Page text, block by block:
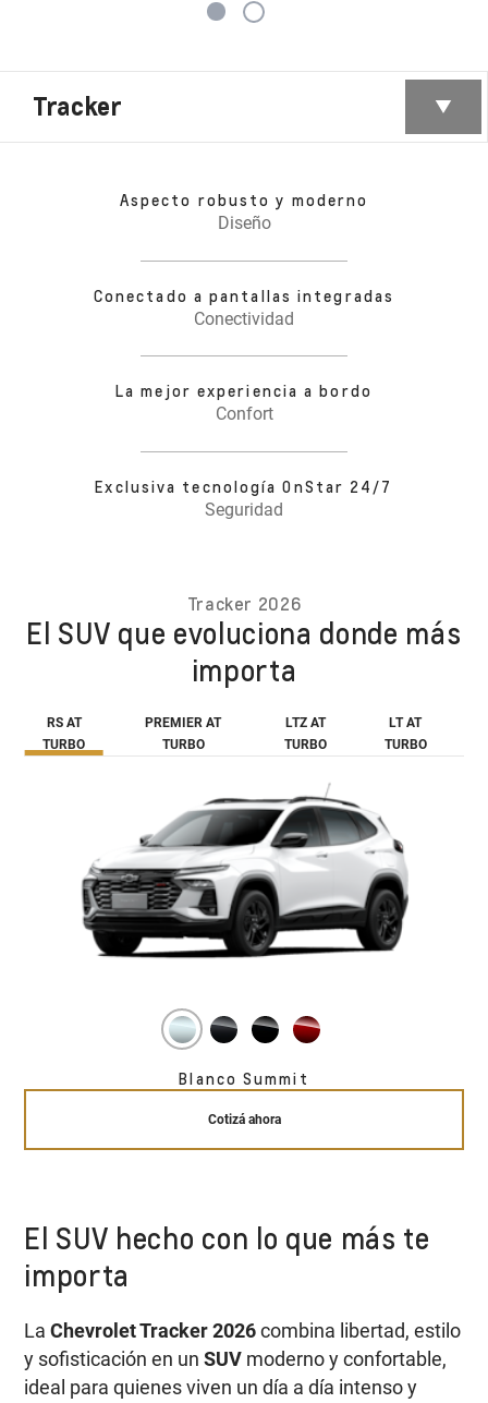
Tracker
Aspecto robusto y moderno
Diseño
Conectado a pantallas integradas
Conectividad
La mejor experiencia a bordo
Confort
Exclusiva tecnología OnStar 24/7
Seguridad
Tracker 2026
El SUV que evoluciona donde más
importa
RS AT
TURBO
PREMIER AT
TURBO
LTZ AT
TURBO
LT AT
TURBO
Blanco Summit
Cotizá ahora
El SUV hecho con lo que más te
importa
LaChevrolet Tracker 2026combina libertad, estilo
y sofisticación en unSUV moderno y confortable,
ideal para quienes viven un día a día intenso y